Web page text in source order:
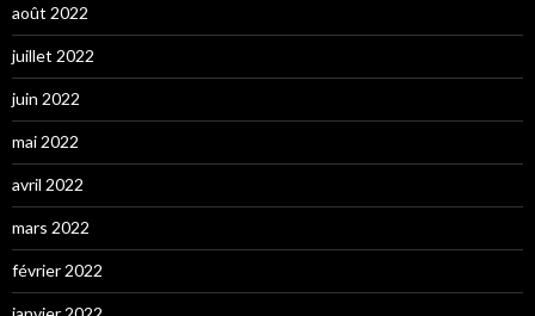
août 2022
juillet 2022
juin 2022
mai 2022
avril 2022
mars 2022
février 2022